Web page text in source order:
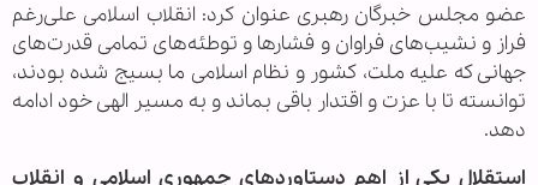
عضو مجلس خبرگان رهبری عنوان کرد: انقلاب اسلامی علی‌رغم
فراز و نشیب‌های فراوان و فشارها و توطئه‌های تمامی قدرت‌های
جهانی که علیه ملت، کشور و نظام اسلامی ما بسیج شده بودند،
توانسته تا با عزت و اقتدار باقی بماند و به مسیر الهی خود ادامه
دهد.
استقلال یکی از اهم دستاوردهای جمهوری اسلامی و انقلاب